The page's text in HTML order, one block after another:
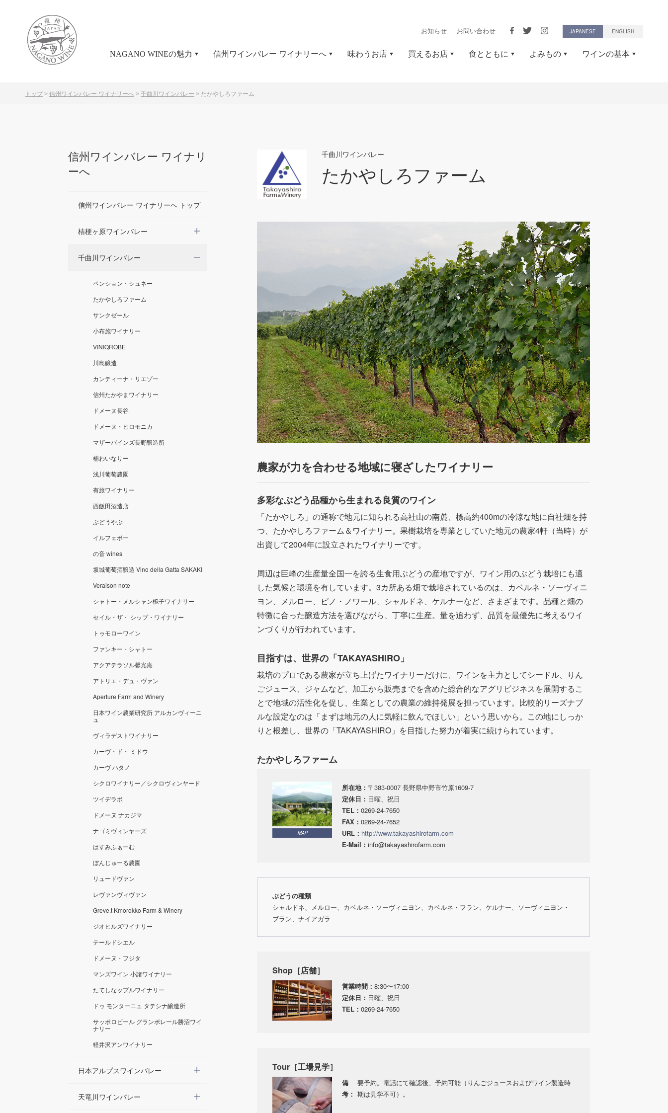
お知らせ お問い合わせ JAPANESE ENGLISH
NAGANO WINEの魅力 信州ワインバレー ワイナリーへ 味わうお店 買えるお店 食とともに よみもの ワインの基本
トップ > 信州ワインバレー ワイナリーへ > 千曲川ワインバレー > たかやしろファーム
信州ワインバレー ワイナリ
ーへ
信州ワインバレー ワイナリーへ トップ
桔梗ヶ原ワインバレー
千曲川ワインバレー
ペンション・シュネー
たかやしろファーム
サンクゼール
小布施ワイナリー
VINIQROBE
川島醸造
カンティーナ・リエゾー
信州たかやまワイナリー
ドメーヌ長谷
ドメーヌ・ヒロモニカ
マザーバインズ長野醸造所
楠わいなりー
浅川葡萄農園
有旅ワイナリー
西飯田酒造店
ぶどうやぶ
イルフェボー
の音 wines
坂城葡萄酒醸造 Vino della Gatta SAKAKI
Veraison note
シャトー・メルシャン椀子ワイナリー
セイル・ザ・ シップ・ワイナリー
トゥモローワイン
ファンキー・シャトー
アクアテラソル馨光庵
アトリエ・デュ・ヴァン
Aperture Farm and Winery
日本ワイン農業研究所 アルカンヴィーニ
ュ
ヴィラデストワイナリー
カーヴ・ド・ ミドウ
カーヴ ハタノ
シクロワイナリー／シクロヴィンヤード
ツイヂラボ
ドメーヌ ナカジマ
ナゴミヴィンヤーズ
はすみふぁーむ
ぼんじゅーる農園
リュードヴァン
レヴァンヴィヴァン
Greve.t Kmorokko Farm & Winery
ジオヒルズワイナリー
テールドシエル
ドメーヌ・フジタ
マンズワイン 小諸ワイナリー
たてしなップルワイナリー
ドゥ モンターニュ タテシナ醸造所
サッポロビール グランポレール勝沼ワイ
ナリー
軽井沢アンワイナリー
日本アルプスワインバレー
天竜川ワインバレー
千曲川ワインバレー
たかやしろファーム
農家が力を合わせる地域に寝ざしたワイナリー
多彩なぶどう品種から生まれる良質のワイン
「たかやしろ」の通称で地元に知られる高社山の南麓、標高約400mの冷涼な地に自社畑を持
つ、たかやしろファーム＆ワイナリー。果樹栽培を専業としていた地元の農家4軒（当時）が
出資して2004年に設立されたワイナリーです。
周辺は巨峰の生産量全国一を誇る生食用ぶどうの産地ですが、ワイン用のぶどう栽培にも適
した気候と環境を有しています。3カ所ある畑で栽培されているのは、カベルネ・ソーヴィニ
ヨン、メルロー、ピノ・ノワール、シャルドネ、ケルナーなど、さまざまです。品種と畑の
特徴に合った醸造方法を選びながら、丁寧に生産。量を追わず、品質を最優先に考えるワイ
ンづくりが行われています。
目指すは、世界の「TAKAYASHIRO」
栽培のプロである農家が立ち上げたワイナリーだけに、ワインを主力としてシードル、りん
ごジュース、ジャムなど、加工から販売までを含めた総合的なアグリビジネスを展開するこ
とで地域の活性化を促し、生業としての農業の維持発展を担っています。比較的リーズナブ
ルな設定なのは「まずは地元の人に気軽に飲んでほしい」という思いから。この地にしっか
りと根差し、世界の「TAKAYASHIRO」を目指した努力が着実に続けられています。
たかやしろファーム
MAP
所在地： 〒383-0007 長野県中野市竹原1609-7
定休日： 日曜、祝日
TEL： 0269-24-7650
FAX： 0269-24-7652
URL： http://www.takayashirofarm.com
E-Mail： info@takayashirofarm.com
ぶどうの種類
シャルドネ、メルロー、カベルネ・ソーヴィニヨン、カベルネ・フラン、ケルナー、ソーヴィニヨン・
ブラン、ナイアガラ
Shop［店舗］
営業時間： 8:30〜17:00
定休日： 日曜、祝日
TEL： 0269-24-7650
Tour［工場見学］
備
考：
要予約。電話にて確認後、予約可能（りんごジュースおよびワイン製造時
期は見学不可）。